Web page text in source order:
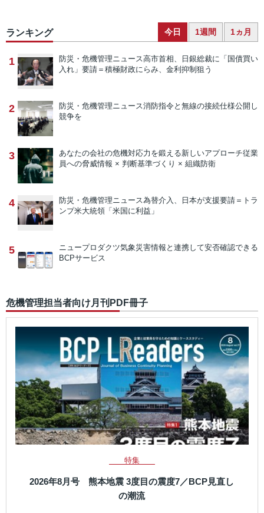
ランキング 今日 1週間 1ヵ月
1 防災・危機管理ニュース高市首相、日銀総裁に「国債買い
入れ」要請＝積極財政にらみ、金利抑制狙う
2 防災・危機管理ニュース消防指令と無線の接続仕様公開し
競争を
3 あなたの会社の危機対応力を鍛える新しいアプローチ従業
員への脅威情報 × 判断基準づくり × 組織防衛
4 防災・危機管理ニュース為替介入、日本が支援要請＝トラ
ンプ米大統領「米国に利益」
5 ニュープロダクツ気象災害情報と連携して安否確認できる
BCPサービス
危機管理担当者向け月刊PDF冊子
特集
2026年8月号 熊本地震 3度目の震度7／BCP見直し
の潮流